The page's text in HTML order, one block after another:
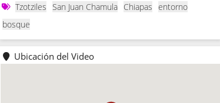
Tzotziles San Juan Chamula Chiapas entorno
bosque
Ubicación del Video